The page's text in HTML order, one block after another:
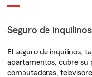
Seguro de inquilinos
El seguro de inquilinos,
apartamentos, cubre su
computadoras,